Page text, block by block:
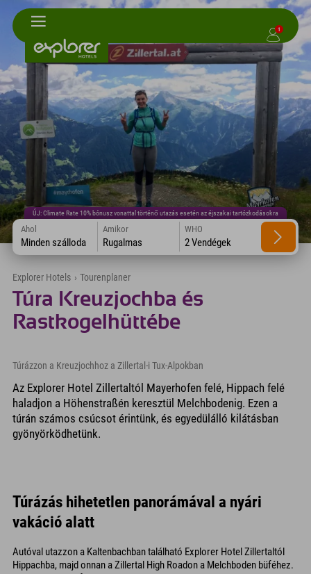
1
ÚJ: Climate Rate 10% bónusz vonattal történő utazás esetén az éjszakai tartózkodásokra
Ahol
Minden szálloda
Amikor
Rugalmas
WHO
2 Vendégek
Explorer Hotels › Tourenplaner
Túra Kreuzjochba és
Rastkogelhüttébe
Túrázzon a Kreuzjochhoz a Zillertal-i Tux-Alpokban
Az Explorer Hotel Zillertaltól Mayerhofen felé, Hippach felé
haladjon a Höhenstraßén keresztül Melchbodenig. Ezen a
túrán számos csúcsot érintünk, és egyedülálló kilátásban
gyönyörködhetünk.
Túrázás hihetetlen panorámával a nyári
vakáció alatt
Autóval utazzon a Kaltenbachban található Explorer Hotel Zillertaltól
Hippachba, majd onnan a Zillertal High Roadon a Melchboden büféhez.